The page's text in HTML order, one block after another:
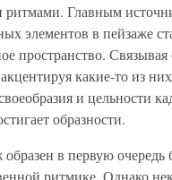
ритмами. Главным
элементов в пейзаже
пространство.
какие-то из
и цельности
образности.
в первую очередь
ритмике. Однако